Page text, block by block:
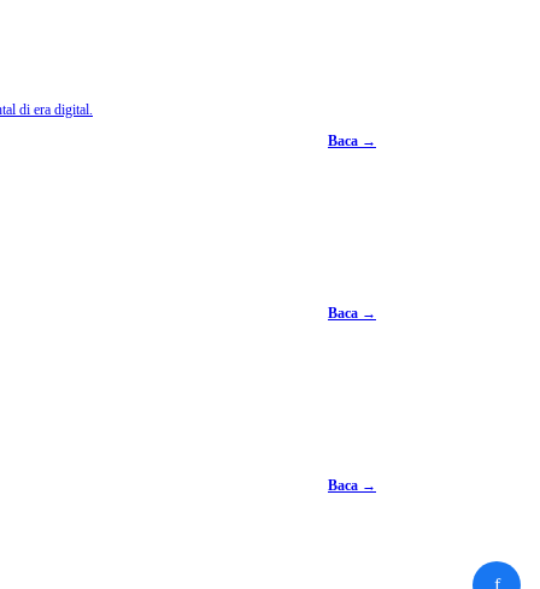
di era digital.
Baca →
Baca →
Baca →
f